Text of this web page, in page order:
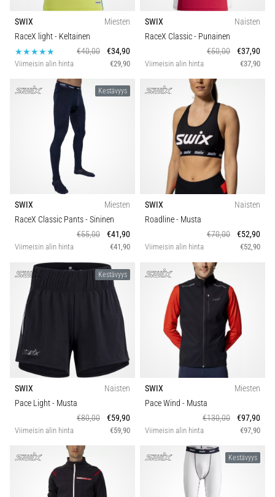
SWIX
Miesten
RaceX light- Keltainen
€40,00
€34,90
Viimeisin alin hinta €29,90
SWIX
Naisten
RaceX Classic- Punainen
€50,00
€37,90
Viimeisin alin hinta €37,90
Kestävyys
SWIX
Miesten
RaceX Classic Pants- Sininen
€55,00
€41,90
Viimeisin alin hinta €41,90
SWIX
Naisten
Roadline- Musta
€70,00
€52,90
Viimeisin alin hinta €52,90
Kestävyys
SWIX
Naisten
Pace Light- Musta
€80,00
€59,90
Viimeisin alin hinta €59,90
SWIX
Miesten
Pace Wind - Musta
€130,00
€97,90
Viimeisin alin hinta €97,90
Kestävyys